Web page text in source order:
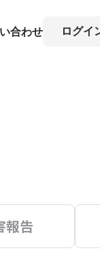
合わせ ログイ
報告